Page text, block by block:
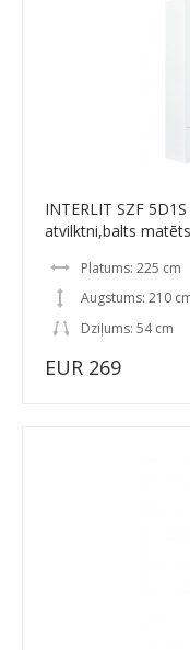
INTERLIT SZF
atvilktni,balts matēts
Platums: 225 cm
Augstums: 210
Dziļums: 54 cm
EUR 269